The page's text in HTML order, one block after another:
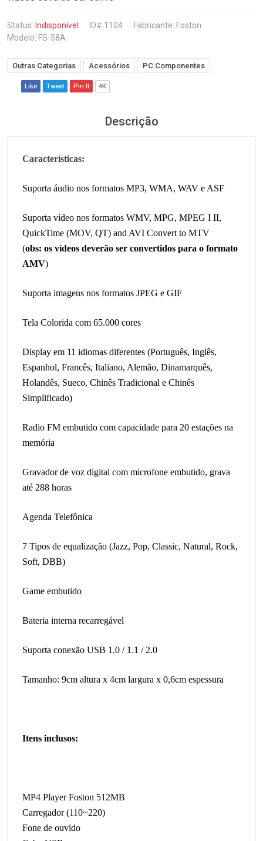
Status: Indisponível ID# 1104 Fabricante: Foston
Modelo: FS-58A-
Outras Categorias Acessórios PC Componentes
Like Tweet Pin It 4K
Descrição
Características:
Suporta áudio nos formatos MP3, WMA, WAV e ASF
Suporta vídeo nos formatos WMV, MPG, MPEG I II,
QuickTime (MOV, QT) and AVI Convert to MTV
(obs: os vídeos deverão ser convertidos para o formato
AMV)
Suporta imagens nos formatos JPEG e GIF
Tela Colorida com 65.000 cores
Display em 11 idiomas diferentes (Português, Inglês,
Espanhol, Francês, Italiano, Alemão, Dinamarquês,
Holandês, Sueco, Chinês Tradicional e Chinês
Simplificado)
Radio FM embutido com capacidade para 20 estações na
memória
Gravador de voz digital com microfone embutido, grava
até 288 horas
Agenda Telefônica
7 Tipos de equalização (Jazz, Pop, Classic, Natural, Rock,
Soft, DBB)
Game embutido
Bateria interna recarregável
Suporta conexão USB 1.0 / 1.1 / 2.0
Tamanho: 9cm altura x 4cm largura x 0,6cm espessura
Itens inclusos:
MP4 Player Foston 512MB
Carregador (110~220)
Fone de ouvido